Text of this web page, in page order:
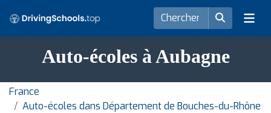
Auto-écoles à Aubagne
France
Auto-écoles dans Département de Bouches-du-Rhône